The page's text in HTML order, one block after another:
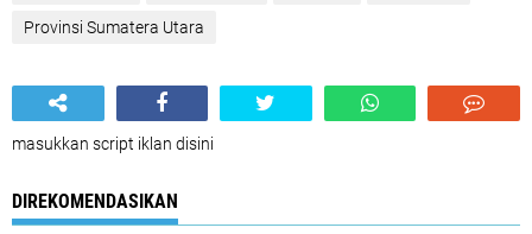
Provinsi Sumatera Utara
masukkan script iklan disini
DIREKOMENDASIKAN